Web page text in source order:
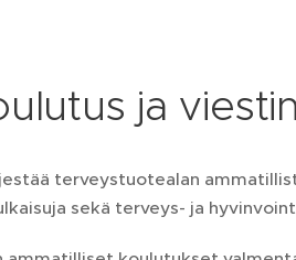
ja
terveystuotealan
sekä terveys- ja